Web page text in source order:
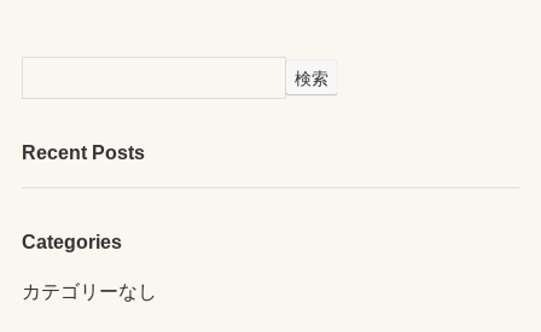
検索
Recent Posts
Categories
カテゴリーなし